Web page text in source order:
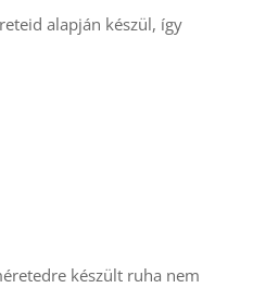
alapján készül, így
készült ruha nem